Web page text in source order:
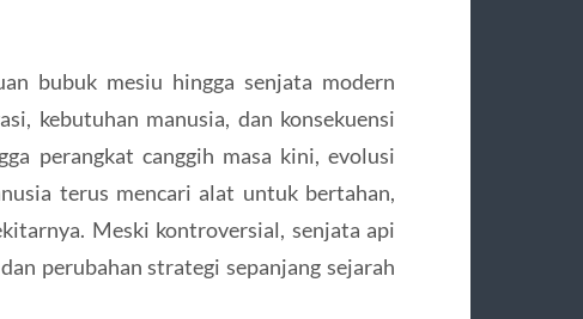
bubuk mesiu hingga senjata modern
kebutuhan manusia, dan konsekuensi
perangkat canggih masa kini, evolusi
terus mencari alat untuk bertahan,
Meski kontroversial, senjata api
perubahan strategi sepanjang sejarah